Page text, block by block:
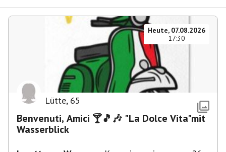
Heute, 07.08.2026
17:30
Lütte, 65
Benvenuti, Amici 🍸🎵🎶 "La Dolce Vita"mit
Wasserblick